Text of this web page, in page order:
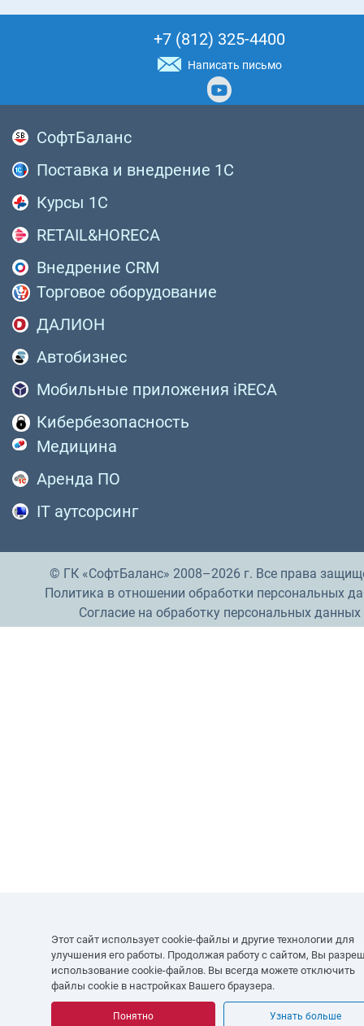
+7 (812) 325-4400
Написать письмо
СофтБаланс
Поставка и внедрение 1С
Курсы 1С
RETAIL&HORECA
Внедрение CRM
Торговое оборудование
ДАЛИОН
Автобизнес
Мобильные приложения iRECA
Кибербезопасность
Медицина
Аренда ПО
IT аутсорсинг
© ГК «СофтБаланс» 2008–2026 г. Все права
Политика в отношении обработки персональных
Согласие на обработку персональных данных
Этот сайт использует cookie-файлы и другие технологии для
улучшения его работы. Продолжая работу с сайтом, Вы
использование cookie-файлов. Вы всегда можете отключить
файлы cookie в настройках Вашего браузера.
Понятно Узнать больше